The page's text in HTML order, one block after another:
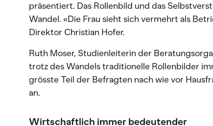
präsentiert. Das Rollenbild und das
Wandel. «Die Frau sieht sich vermehrt als
Direktor Christian Hofer.
Ruth Moser, Studienleiterin der
trotz des Wandels traditionelle Rollenbilder
grösste Teil der Befragten nach wie vor
an.
Wirtschaftlich immer bedeutender